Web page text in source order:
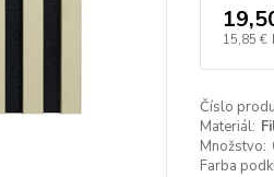
15,85 €
Číslo
Materiál:
Množstvo:
Farba